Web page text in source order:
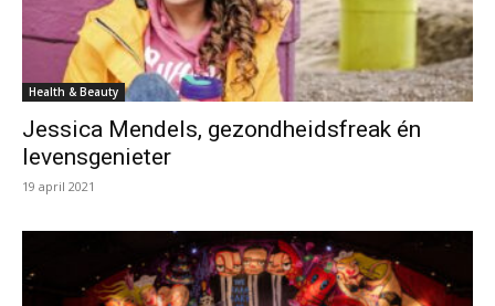
Health & Beauty
Jessica Mendels, gezondheidsfreak én
levensgenieter
19 april 2021